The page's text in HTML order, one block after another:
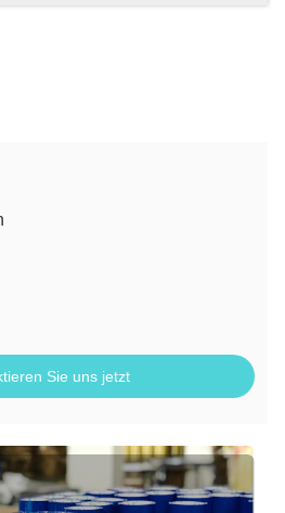
Sie uns jetzt